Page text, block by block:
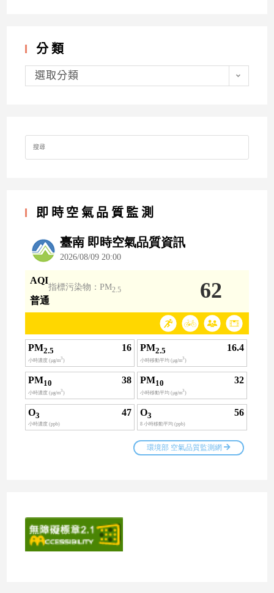
分類
分
類選取分類
Search
for:
即時空氣品質監測